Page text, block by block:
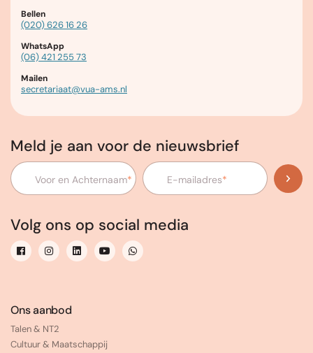
Bellen
(020) 626 16 26
WhatsApp
(06) 421 255 73
Mailen
secretariaat@vua-ams.nl
Meld je aan voor de nieuwsbrief
Voor en Achternaam* E-mailadres*
Volg ons op social media
Ons aanbod
Talen & NT2
Cultuur & Maatschappij